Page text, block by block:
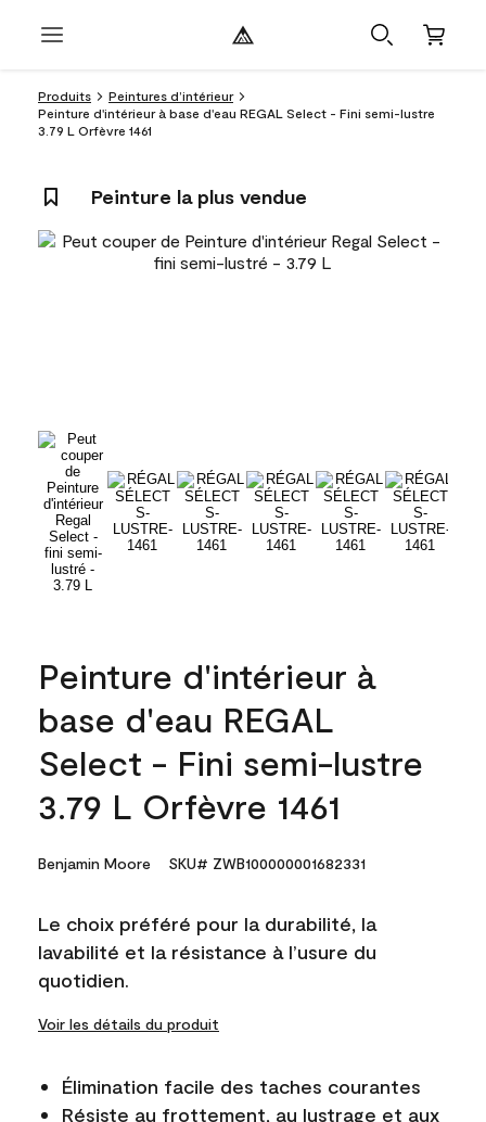
Produits
Peintures d’intérieur
Peinture d'intérieur à base d'eau REGAL Select - Fini semi-lustre
3.79 L Orfèvre 1461
Peinture la plus vendue
Peinture d'intérieur à
base d'eau REGAL
Select - Fini semi-lustre
3.79 L Orfèvre 1461
Benjamin Moore SKU# ZWB100000001682331
Le choix préféré pour la durabilité, la
lavabilité et la résistance à l’usure du
quotidien.
Voir les détails du produit
Élimination facile des taches courantes
Résiste au frottement, au lustrage et aux